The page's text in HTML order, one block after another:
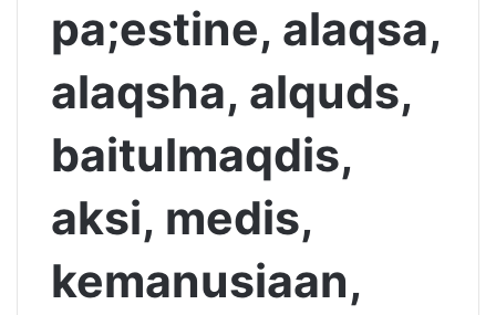
pa;estine, alaqsa,
alaqsha, alquds,
baitulmaqdis,
aksi, medis,
kemanusiaan,